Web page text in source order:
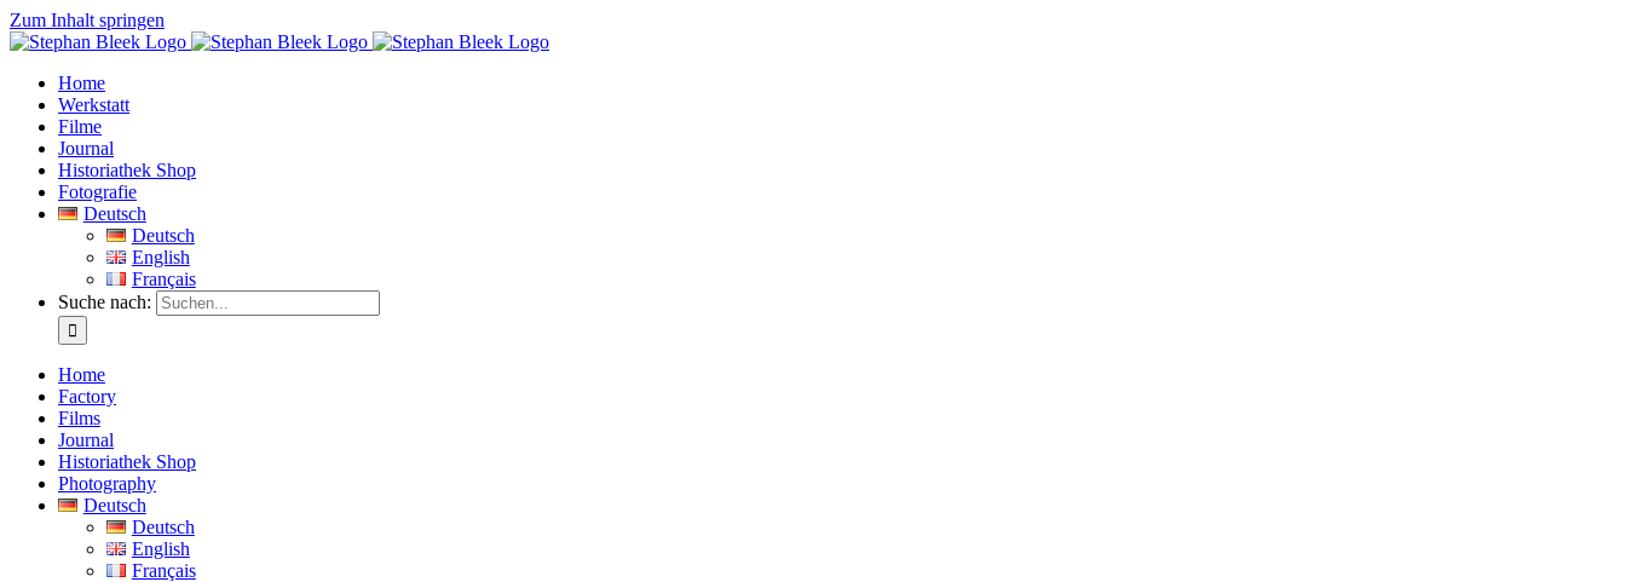
Zum Inhalt springen
Home
Werkstatt
Filme
Journal
Historiathek Shop
Fotografie
Deutsch
Deutsch
English
Français
Suche nach:
Home
Factory
Films
Journal
Historiathek Shop
Photography
Deutsch
Deutsch
English
Français